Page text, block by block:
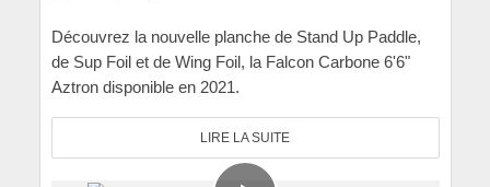
Découvrez la nouvelle planche de Stand Up Paddle,
de Sup Foil et de Wing Foil, la Falcon Carbone 6'6"
Aztron disponible en 2021.
LIRE LA SUITE